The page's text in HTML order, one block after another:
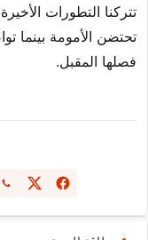
تتركنا التطورات
تحتضن الأمومة بينما
فصلها المقبل.